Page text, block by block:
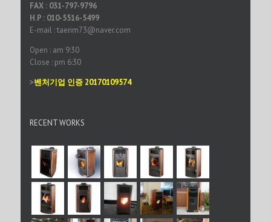
FAX : 031-797-9796
H.P : 010-5516-5499
E-mail : taerim73@naver.com
Open : am 9:30
Close : pm 6:30
>벤처기업 인증 20170109574
RECENT WORKS